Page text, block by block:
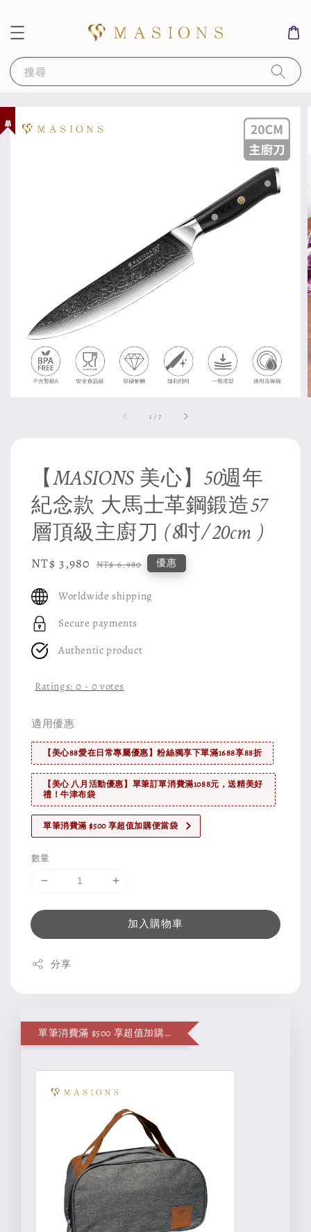
搜尋
1 /7
【MASIONS 美心】50週年
紀念款 大馬士革鋼鍛造57
層頂級主廚刀 (8吋/20cm )
Sale
NT$ 3,980 Regular
NT$ 6,980 優惠
Worldwide shipping
Secure payments
Authentic product
Ratings:0 - 0 votes
適用優惠
【美心88愛在日常專屬優惠】粉絲獨享下單滿1688享88折
【美心 八月活動優惠】單筆訂單消費滿1088元，送精美好
禮！牛津布袋
單筆消費滿 $500 享超值加購便當袋
數量
加入購物車
分享
單筆消費滿 $500 享超值加購便當袋